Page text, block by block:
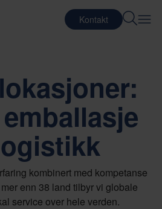
Kontakt
kombinert med kompetanse
enn 38 land tilbyr vi globale
service over hele verden.